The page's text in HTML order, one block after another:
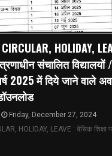
HOLIDAY,
संचालित विद्यालयों
2025 में दिये जाने वाले
Friday, December 27, 2024
HOLIDAY, LEAVE : बेसिक शिक्षा